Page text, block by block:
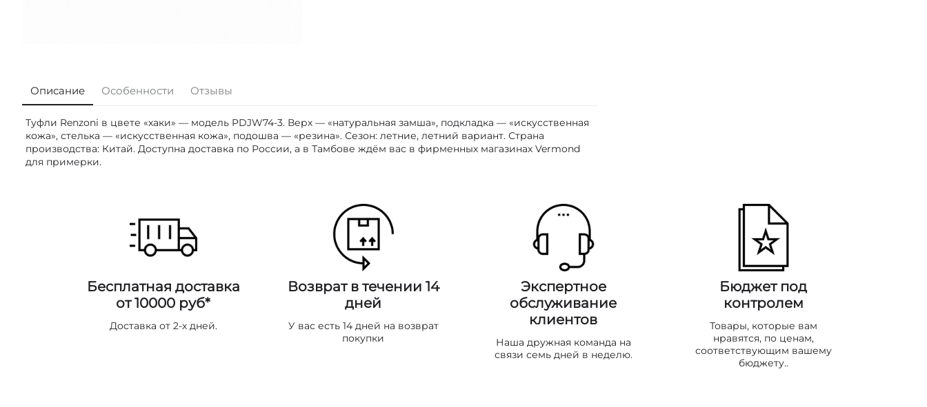
Описание Особенности Отзывы
Туфли Renzoni в цвете «хаки» — модель PDJW74-3. Верх — «натуральная замша», подкладка — «искусственная
кожа», стелька — «искусственная кожа», подошва — «резина». Сезон: летние, летний вариант. Страна
производства: Китай. Доступна доставка по России, а в Тамбове ждём вас в фирменных магазинах Vermond
для примерки.
Бесплатная доставка
от 10000 руб*
Доставка от 2-х дней.
Возврат в течении 14
дней
У вас есть 14 дней на возврат
покупки
Экспертное
обслуживание
клиентов
Наша дружная команда на
связи семь дней в неделю.
Бюджет под
контролем
Товары, которые вам
нравятся, по ценам,
соответствующим вашему
бюджету..